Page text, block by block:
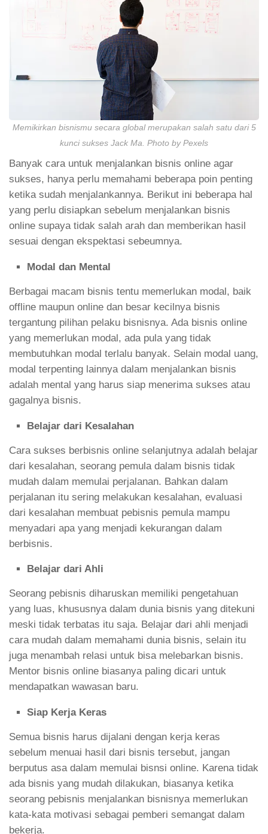
Memikirkan bisnismu secara global merupakan salah satu dari 5
kunci sukses Jack Ma. Photo by Pexels
Banyak cara untuk menjalankan bisnis online agar
sukses, hanya perlu memahami beberapa poin penting
ketika sudah menjalankannya. Berikut ini beberapa hal
yang perlu disiapkan sebelum menjalankan bisnis
online supaya tidak salah arah dan memberikan hasil
sesuai dengan ekspektasi sebeumnya.
Modal dan Mental
Berbagai macam bisnis tentu memerlukan modal, baik
offline maupun online dan besar kecilnya bisnis
tergantung pilihan pelaku bisnisnya. Ada bisnis online
yang memerlukan modal, ada pula yang tidak
membutuhkan modal terlalu banyak. Selain modal uang,
modal terpenting lainnya dalam menjalankan bisnis
adalah mental yang harus siap menerima sukses atau
gagalnya bisnis.
Belajar dari Kesalahan
Cara sukses berbisnis online selanjutnya adalah belajar
dari kesalahan, seorang pemula dalam bisnis tidak
mudah dalam memulai perjalanan. Bahkan dalam
perjalanan itu sering melakukan kesalahan, evaluasi
dari kesalahan membuat pebisnis pemula mampu
menyadari apa yang menjadi kekurangan dalam
berbisnis.
Belajar dari Ahli
Seorang pebisnis diharuskan memiliki pengetahuan
yang luas, khususnya dalam dunia bisnis yang ditekuni
meski tidak terbatas itu saja. Belajar dari ahli menjadi
cara mudah dalam memahami dunia bisnis, selain itu
juga menambah relasi untuk bisa melebarkan bisnis.
Mentor bisnis online biasanya paling dicari untuk
mendapatkan wawasan baru.
Siap Kerja Keras
Semua bisnis harus dijalani dengan kerja keras
sebelum menuai hasil dari bisnis tersebut, jangan
berputus asa dalam memulai bisnsi online. Karena tidak
ada bisnis yang mudah dilakukan, biasanya ketika
seorang pebisnis menjalankan bisnisnya memerlukan
kata-kata motivasi sebagai pemberi semangat dalam
bekerja.